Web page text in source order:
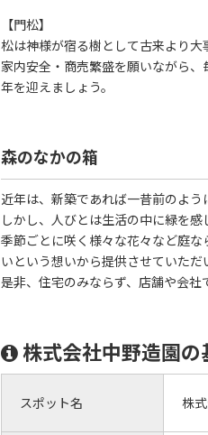
【門松】
松は神様が宿る樹として古来より
家内安全・商売繁盛を願いながら
年を迎えましょう。
森のなかの箱
近年は、新築であれば一昔前のよう
しかし、人びとは生活の中に緑を
季節ごとに咲く様々な花々など庭
いという想いから提供させていただ
是非、住宅のみならず、店舗や会社
株式会社中野造園の
スポット名 株